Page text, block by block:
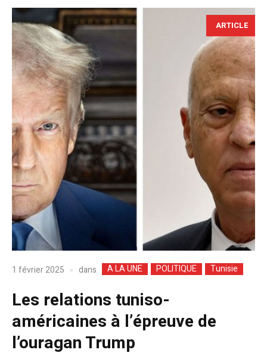
ARTICLE
1 février 2025 dans A LA UNE POLITIQUE Tunisie
Les relations tuniso-
américaines à l’épreuve de
l’ouragan Trump